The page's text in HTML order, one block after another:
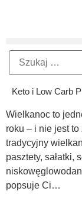
Keto i Low Carb
Wielkanoc to
roku – i nie jest
tradycyjny
pasztety, sałatki,
popsuje Ci…